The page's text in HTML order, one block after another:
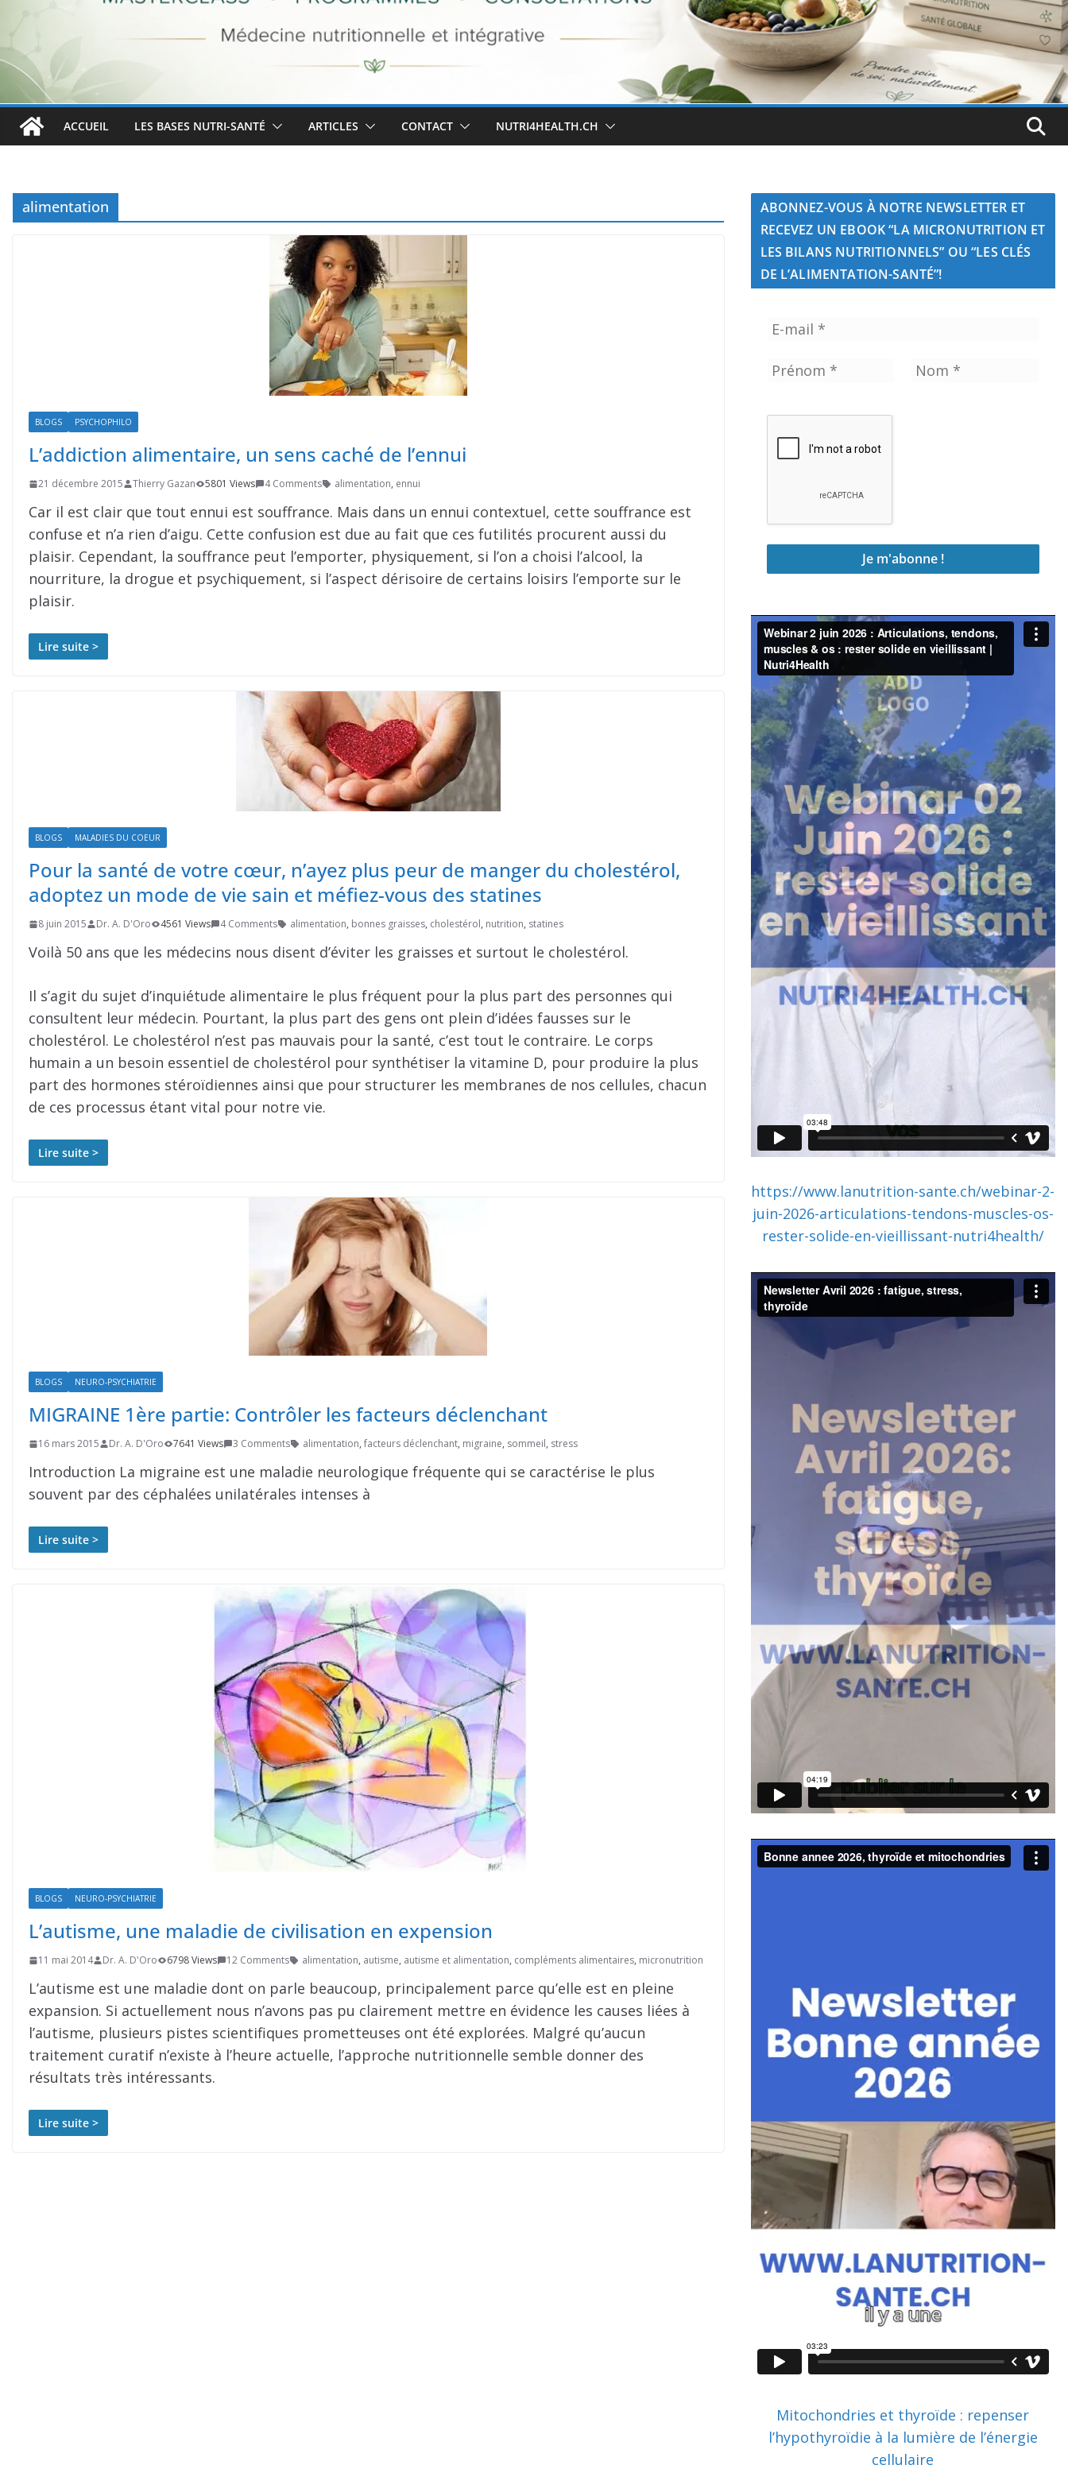
ACCUEIL LES BASES NUTRI-SANTÉ ARTICLES CONTACT NUTRI4HEALTH.CH
alimentation
BLOGS PSYCHOPHILO
L’addiction alimentaire, un sens caché de l’ennui
21 décembre 2015 Thierry Gazan 5801 Views 4 Comments alimentation, ennui
Car il est clair que tout ennui est souffrance. Mais dans un ennui contextuel, cette souffrance est
confuse et n’a rien d’aigu. Cette confusion est due au fait que ces futilités procurent aussi du
plaisir. Cependant, la souffrance peut l’emporter, physiquement, si l’on a choisi l’alcool, la
nourriture, la drogue et psychiquement, si l’aspect dérisoire de certains loisirs l’emporte sur le
plaisir.
Lire suite >
BLOGS MALADIES DU COEUR
Pour la santé de votre cœur, n’ayez plus peur de manger du cholestérol,
adoptez un mode de vie sain et méfiez-vous des statines
8 juin 2015 Dr. A. D'Oro 4561 Views 4 Comments alimentation, bonnes graisses, cholestérol, nutrition, statines
Voilà 50 ans que les médecins nous disent d’éviter les graisses et surtout le cholestérol.
Il s’agit du sujet d’inquiétude alimentaire le plus fréquent pour la plus part des personnes qui
consultent leur médecin. Pourtant, la plus part des gens ont plein d’idées fausses sur le
cholestérol. Le cholestérol n’est pas mauvais pour la santé, c’est tout le contraire. Le corps
humain a un besoin essentiel de cholestérol pour synthétiser la vitamine D, pour produire la plus
part des hormones stéroïdiennes ainsi que pour structurer les membranes de nos cellules, chacun
de ces processus étant vital pour notre vie.
Lire suite >
BLOGS NEURO-PSYCHIATRIE
MIGRAINE 1ère partie: Contrôler les facteurs déclenchant
16 mars 2015 Dr. A. D'Oro 7641 Views 3 Comments alimentation, facteurs déclenchant, migraine, sommeil, stress
Introduction La migraine est une maladie neurologique fréquente qui se caractérise le plus
souvent par des céphalées unilatérales intenses à
Lire suite >
BLOGS NEURO-PSYCHIATRIE
L’autisme, une maladie de civilisation en expension
11 mai 2014 Dr. A. D'Oro 6798 Views 12 Comments alimentation, autisme, autisme et alimentation, compléments alimentaires, micronutrition
L’autisme est une maladie dont on parle beaucoup, principalement parce qu’elle est en pleine
expansion. Si actuellement nous n’avons pas pu clairement mettre en évidence les causes liées à
l’autisme, plusieurs pistes scientifiques prometteuses ont été explorées. Malgré qu’aucun
traitement curatif n’existe à l’heure actuelle, l’approche nutritionnelle semble donner des
résultats très intéressants.
Lire suite >
ABONNEZ-VOUS À NOTRE NEWSLETTER ET
RECEVEZ UN EBOOK “LA MICRONUTRITION ET
LES BILANS NUTRITIONNELS” OU “LES CLÉS
DE L’ALIMENTATION-SANTÉ”!
https://www.lanutrition-sante.ch/webinar-2-
juin-2026-articulations-tendons-muscles-os-
rester-solide-en-vieillissant-nutri4health/
Mitochondries et thyroïde : repenser
l’hypothyroïdie à la lumière de l’énergie
cellulaire